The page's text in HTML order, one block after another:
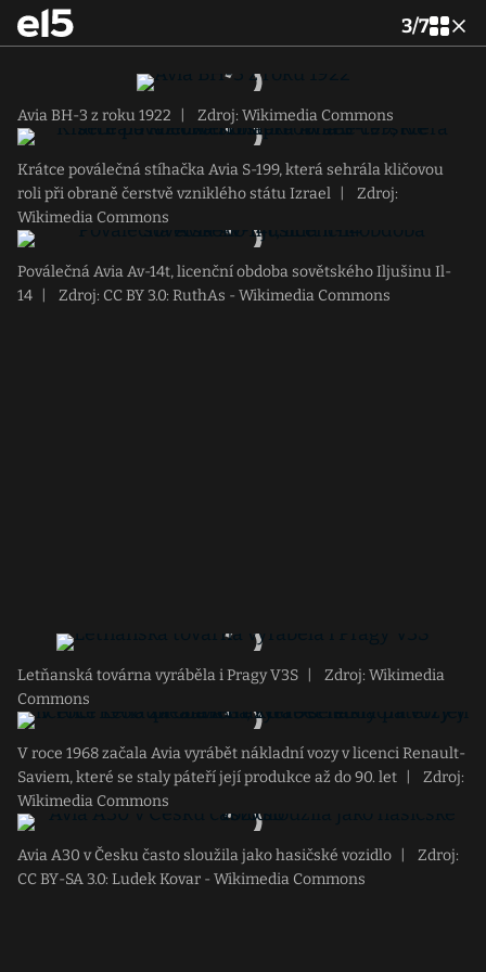
3/7
Avia BH-3 z roku 1922 Zdroj: Wikimedia Commons
Krátce poválečná stíhačka Avia S-199, která sehrála kličovou
roli při obraně čerstvě vzniklého státu Izrael
Zdroj:
Wikimedia Commons
Poválečná Avia Av-14t, licenční obdoba sovětského Iljušinu Il-
14
Zdroj: CC BY 3.0: RuthAs - Wikimedia Commons
Letňanská továrna vyráběla i Pragy V3S
Zdroj: Wikimedia
Commons
V roce 1968 začala Avia vyrábět nákladní vozy v licenci Renault-
Saviem, které se staly páteří její produkce až do 90. let
Zdroj:
Wikimedia Commons
Avia A30 v Česku často sloužila jako hasičské vozidlo
Zdroj:
CC BY-SA 3.0: Ludek Kovar - Wikimedia Commons